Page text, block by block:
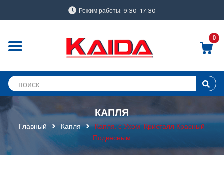
Режим работы: 9:30-17:30
0
КАПЛЯ
Главный Капля
Капля. с Ухом. Кристалл Красный
Подвесным